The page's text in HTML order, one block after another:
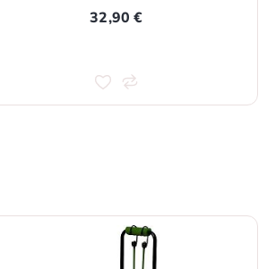
19,90 €